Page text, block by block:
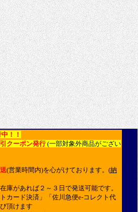
！！
クーポン発行(一部対象外商品がござい
(営業時間内)を心がけております。(納
庫があれば２～３日で発送可能です。
カード決済」「佐川急便e-コレクト代
頂けます